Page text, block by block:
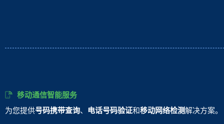
移动通信智能服务
为您提供号码携带查询、 电话号码验证和移动网络检测解决方案。